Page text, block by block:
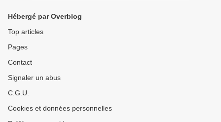
Hébergé par Overblog
Top articles
Pages
Contact
Signaler un abus
C.G.U.
Cookies et données personnelles